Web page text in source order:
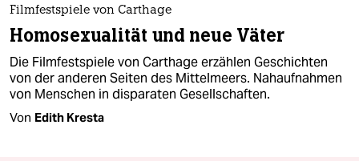
Filmfestspiele von Carthage
Homosexualität und neue Väter
Die Filmfestspiele von Carthage erzählen Geschichten
von der anderen Seiten des Mittelmeers. Nahaufnahmen
von Menschen in disparaten Gesellschaften.
Von Edith Kresta